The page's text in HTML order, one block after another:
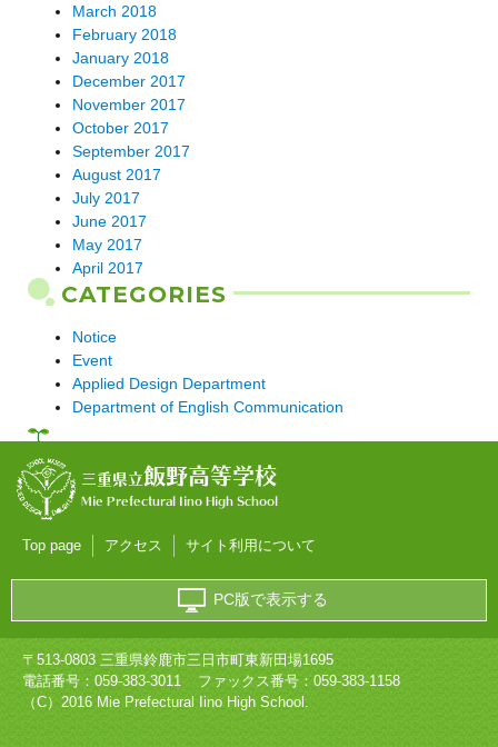
March 2018
February 2018
January 2018
December 2017
November 2017
October 2017
September 2017
August 2017
July 2017
June 2017
May 2017
April 2017
CATEGORIES
Notice
Event
Applied Design Department
Department of English Communication
三重県立飯野高等学校
Mie Prefectural Iino High School
Top page アクセス サイト利用について
PC版で表示する
〒513-0803 三重県鈴鹿市三日市町東新田場1695
電話番号： 059-383-3011
ファックス番号：059-383-1158
（C）2016 Mie Prefectural Iino High School.